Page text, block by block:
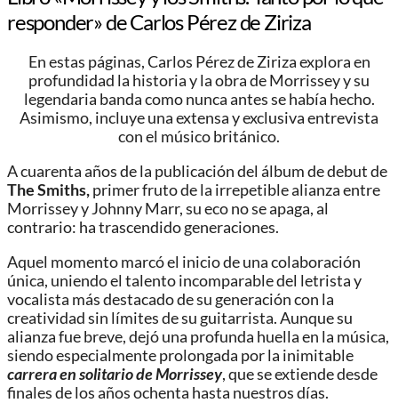
responder» de Carlos Pérez de Ziriza
En estas páginas, Carlos Pérez de Ziriza explora en
profundidad la historia y la obra de Morrissey y su
legendaria banda como nunca antes se había hecho.
Asimismo, incluye una extensa y exclusiva entrevista
con el músico británico.
A cuarenta años de la publicación del álbum de debut de
The Smiths,primer fruto de la irrepetible alianza entre
Morrissey y Johnny Marr, su eco no se apaga, al
contrario: ha trascendido generaciones.
Aquel momento marcó el inicio de una colaboración
única, uniendo el talento incomparable del letrista y
vocalista más destacado de su generación con la
creatividad sin límites de su guitarrista. Aunque su
alianza fue breve, dejó una profunda huella en la música,
siendo especialmente prolongada por la inimitable
carrera en solitario de Morrissey, que se extiende desde
finales de los años ochenta hasta nuestros días.